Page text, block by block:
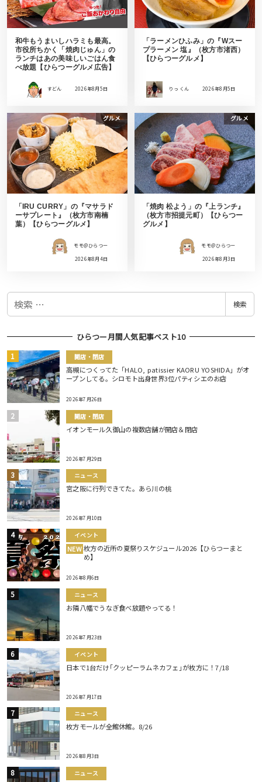
和牛もうまいしハラミも最高。
市役所ちかく「焼肉じゅん」の
ランチはあの美味しいごはん食
べ放題【ひらつーグルメ広告】
すどん 2026年8月5日
「ラーメンひふみ」の『Wスー
プラーメン 塩』（枚方市渚西）
【ひらつーグルメ】
りっ くん 2026年8月5日
グルメ
「IRU CURRY」の『マサラド
ーサプレート』（枚方市南楠
葉）【ひらつーグルメ】
モモ＠ひらつー
2026年8月4日
グルメ
「焼肉 松よう」の『上ランチ』
（枚方市招提元町）【ひらつー
グルメ】
モモ＠ひらつー
2026年8月3日
検
検索
ひらつー月間人気記事ベスト10
開店・閉店
高槻につくってた「HALO, patissier KAORU YOSHIDA」がオ
ープンしてる。シロモト出身世界3位パティシエのお店
2026年7月26日
開店・閉店
イオンモール久御山の複数店舗が開店＆閉店
2026年7月29日
ニュース
宮之阪に行列できてた。あら川の桃
2026年7月10日
イベント
NEW 枚方の近所の夏祭りスケジュール2026【ひらつーまと
め】
2026年8月6日
ニュース
お隣八幡でうなぎ食べ放題やってる！
2026年7月23日
イベント
日本で1台だけ｢クッピーラムネカフェ｣が枚方に！7/18
2026年7月17日
ニュース
枚方モールが全館休館。8/26
2026年8月3日
ニュース